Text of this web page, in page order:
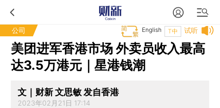
公司 试听
T中
English
美团进军香港市场 外卖员收入最高
达3.5万港元｜星港钱潮
文｜财新 文思敏 发自香港
2023年02月21日 17:14